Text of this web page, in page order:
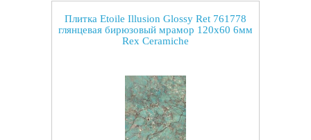
Плитка Etoile Illusion Glossy Ret 761778
глянцевая бирюзовый мрамор 120x60 6мм
Rex Ceramiche